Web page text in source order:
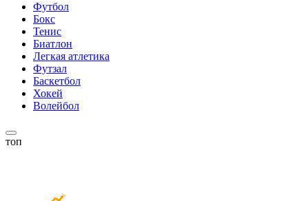
Футбол
Бокс
Тенис
Биатлон
Легкая атлетика
Футзал
Баскетбол
Хокей
Волейбол
топ